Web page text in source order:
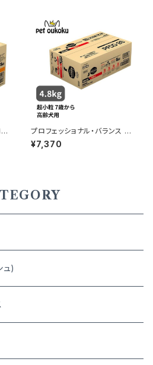
プロフェッショナル・バランス 超
小粒 7歳から高齢犬用 4.8kg
¥7,370
ュ)